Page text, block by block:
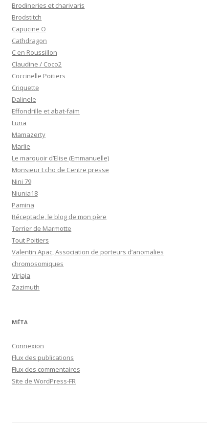
Brodineries et charivaris
Brodstitch
Capucine O
Cathdragon
C en Roussillon
Claudine / Coco2
Coccinelle Poitiers
Criquette
Dalinele
Effondrille et abat-faim
Luna
Mamazerty
Marlie
Le marquoir d’Elise (Emmanuelle)
Monsieur Echo de Centre presse
Nini 79
Niunia18
Pamina
Réceptacle, le blog de mon père
Terrier de Marmotte
Tout Poitiers
Valentin Apac, Association de porteurs d’anomalies
chromosomiques
Virjaja
Zazimuth
MÉTA
Connexion
Flux des publications
Flux des commentaires
Site de WordPress-FR